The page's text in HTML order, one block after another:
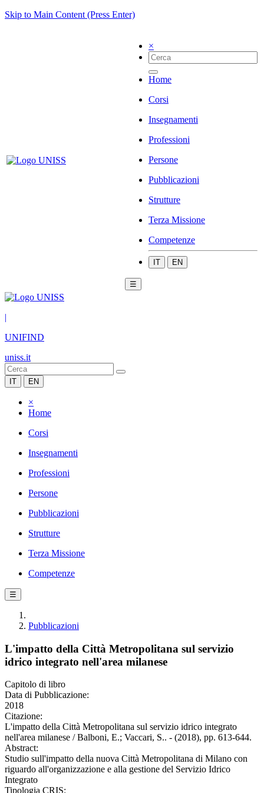
Skip to Main Content (Press Enter)
×
Home
Corsi
Insegnamenti
Professioni
Persone
Pubblicazioni
Strutture
Terza Missione
Competenze
IT EN
☰
|
UNIFIND
uniss.it
IT EN
×
Home
Corsi
Insegnamenti
Professioni
Persone
Pubblicazioni
Strutture
Terza Missione
Competenze
☰
Pubblicazioni
L'impatto della Città Metropolitana sul servizio
idrico integrato nell'area milanese
Capitolo di libro
Data di Pubblicazione:
2018
Citazione:
L'impatto della Città Metropolitana sul servizio idrico integrato
nell'area milanese / Balboni, E.; Vaccari, S.. - (2018), pp. 613-644.
Abstract:
Studio sull'impatto della nuova Città Metropolitana di Milano con
riguardo all'organizzazione e alla gestione del Servizio Idrico
Integrato
Tipologia CRIS: